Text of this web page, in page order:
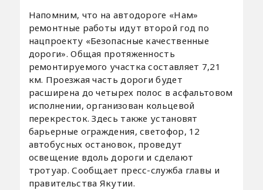
Напомним, что на автодороге «Нам»
ремонтные работы идут второй год по
нацпроекту «Безопасные качественные
дороги». Общая протяженность
ремонтируемого участка составляет 7,21
км. Проезжая часть дороги будет
расширена до четырех полос в асфальтовом
исполнении, организован кольцевой
перекресток. Здесь также установят
барьерные ограждения, светофор, 12
автобусных остановок, проведут
освещение вдоль дороги и сделают
тротуар. Сообщает пресс-служба главы и
правительства Якутии.